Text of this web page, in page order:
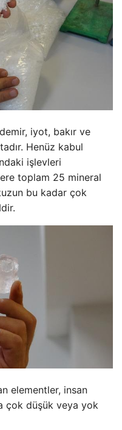
iyot, bakır ve
Henüz kabul
işlevleri
toplam 25 mineral
bu kadar çok
elementler, insan
çok düşük veya yok